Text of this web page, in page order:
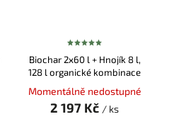
Biochar 2x60 l + Hnojík 8 l,
128 l organické kombinace
Momentálně nedostupné
2 197 Kč / ks